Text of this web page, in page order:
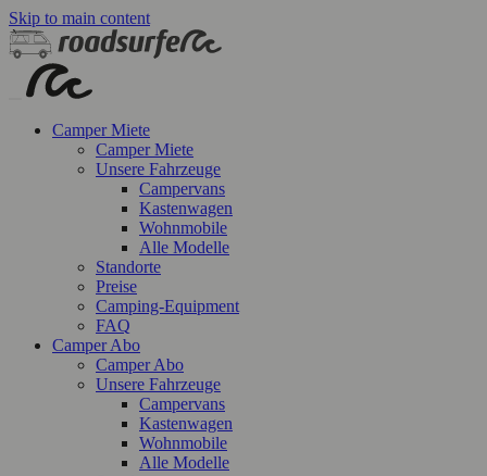
Skip to main content
Camper Miete
Camper Miete
Unsere Fahrzeuge
Campervans
Kastenwagen
Wohnmobile
Alle Modelle
Standorte
Preise
Camping-Equipment
FAQ
Camper Abo
Camper Abo
Unsere Fahrzeuge
Campervans
Kastenwagen
Wohnmobile
Alle Modelle